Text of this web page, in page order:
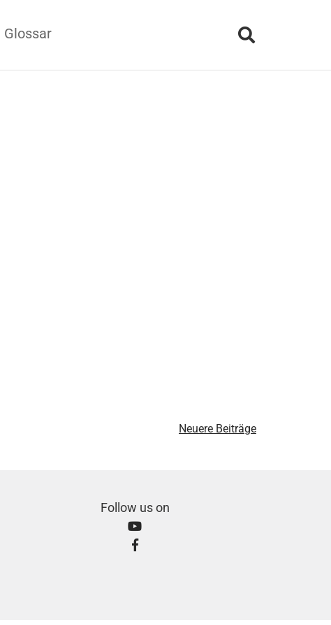
Glossar
Neuere Beiträge
Follow us on